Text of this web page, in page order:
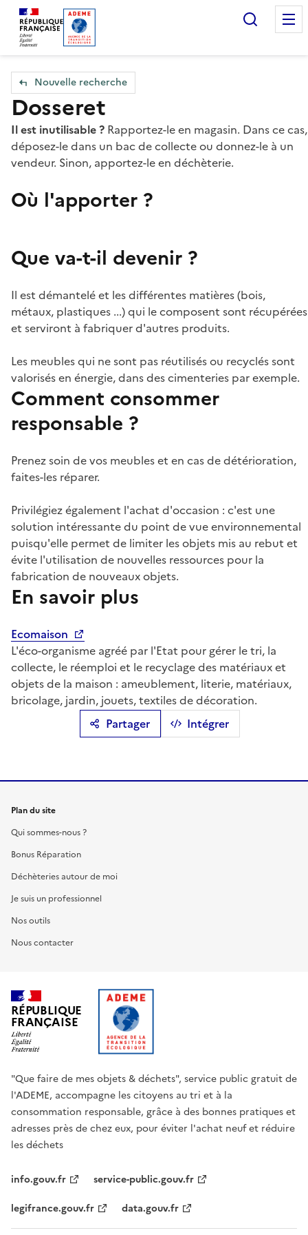
Accueil — Que Faire de mes objets & déchets
Nouvelle recherche
Dosseret
Partager Intégrer
Il est inutilisable ? Rapportez-le en magasin. Dans ce cas,
déposez-le dans un bac de collecte ou donnez-le à un
vendeur. Sinon, apportez-le en déchèterie.
Où l'apporter ?
Que va-t-il devenir ?
Il est démantelé et les différentes matières (bois,
métaux, plastiques ...) qui le composent sont récupérées
et serviront à fabriquer d'autres produits.
Les meubles qui ne sont pas réutilisés ou recyclés sont
valorisés en énergie, dans des cimenteries par exemple.
Comment consommer
responsable ?
Prenez soin de vos meubles et en cas de détérioration,
faites-les réparer.
Privilégiez également l'achat d'occasion : c'est une
solution intéressante du point de vue environnemental
puisqu'elle permet de limiter les objets mis au rebut et
évite l'utilisation de nouvelles ressources pour la
fabrication de nouveaux objets.
En savoir plus
Ecomaison
L'éco-organisme agréé par l'Etat pour gérer le tri, la
collecte, le réemploi et le recyclage des matériaux et
objets de la maison : ameublement, literie, matériaux,
bricolage, jardin, jouets, textiles de décoration.
Plan du site
Qui sommes-nous ?
Bonus Réparation
Déchèteries autour de moi
Je suis un professionnel
Nos outils
Nous contacter
RÉPUBLIQUE
FRANÇAISE
"Que faire de mes objets & déchets", service public gratuit de
l'ADEME, accompagne les citoyens au tri et à la
consommation responsable, grâce à des bonnes pratiques et
adresses près de chez eux, pour éviter l'achat neuf et réduire
les déchets
info.gouv.fr
service-public.gouv.fr
legifrance.gouv.fr
data.gouv.fr